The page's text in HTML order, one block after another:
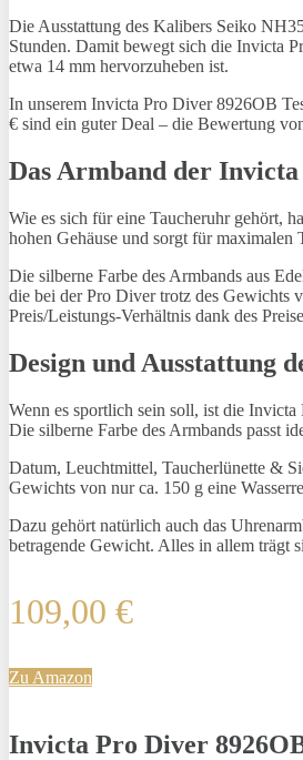
Die Ausstattung des Kalibers Seiko
Stunden. Damit bewegt sich die Invicta
etwa 14 mm hervorzuheben ist.
In unserem Invicta Pro Diver 8926OB
€ sind ein guter Deal – die Bewertung
Das Armband der
Wie es sich für eine Taucheruhr gehört,
hohen Gehäuse und sorgt für
Die silberne Farbe des Armbands aus
die bei der Pro Diver trotz des Gewichts
Preis/Leistungs-Verhältnis dank des
Design und Ausstattung
Wenn es sportlich sein soll, ist die
Die silberne Farbe des Armbands passt
Datum, Leuchtmittel, Taucherlünette &
Gewichts von nur ca. 150 g eine
Dazu gehört natürlich auch das
betragende Gewicht. Alles in allem trägt
109,00 €
Zu Amazon
Invicta Pro Diver